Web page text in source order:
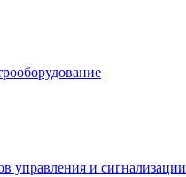
управления и сигнализации